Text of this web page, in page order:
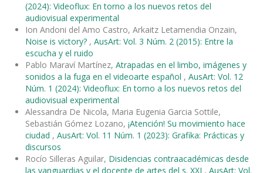
(2024): Videoflux: En torno a los nuevos retos del
audiovisual experimental
Ion Andoni del Amo Castro, Arkaitz Letamendia Onzain,
Noise is victory? , AusArt: Vol. 3 Núm. 2 (2015): Entre la
escucha y el ruido
Pablo Maraví Martínez, Atrapadas en el limbo, imágenes y
sonidos a la fuga en el videoarte español , AusArt: Vol. 12
Núm. 1 (2024): Videoflux: En torno a los nuevos retos del
audiovisual experimental
Alessandra De Nicola, Maria Eugenia Garcia Sottile,
Sebastián Gómez Lozano, ¡Atención! Su movimiento hace
ciudad , AusArt: Vol. 11 Núm. 1 (2023): Grafika: Prácticas y
discursos
Rocío Silleras Aguilar, Disidencias contraacadémicas desde
las vanguardias y el docente de artes del s. XXI , AusArt: Vol.